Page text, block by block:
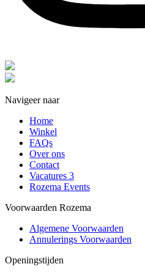
Navigeer naar
Home
Winkel
FAQs
Over ons
Contact
Vacatures 3
Rozema Events
Voorwaarden Rozema
Algemene Voorwaarden
Annulerings Voorwaarden
Openingstijden